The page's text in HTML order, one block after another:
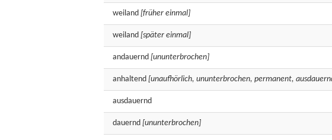
weiland [früher einmal]
weiland [später einmal]
andauernd [ununterbrochen]
anhaltend [unaufhörlich, ununterbrochen, permanent,
ausdauernd
dauernd [ununterbrochen]